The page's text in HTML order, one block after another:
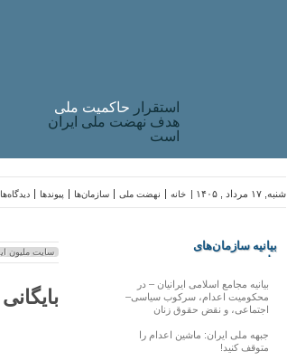
استقرار حاکميت ملی
هدف نهضت ملی ایران
است
دیدگاه‌ها پیوندها سازمان‌ها نهضت ملی خانه شنبه, ۱۷ مرداد , ۱۴۰۵ |
سایت ملیون
بیانیه سازمان‌های
ملی
بیانیه مجامع اسلامی ایرانیان – در
محکومیت اعدام، سرکوب سیاسی–
اجتماعی، و نقض حقوق زنان
جبهه ملی ایران: ماشین اعدام را
متوقف کنید!